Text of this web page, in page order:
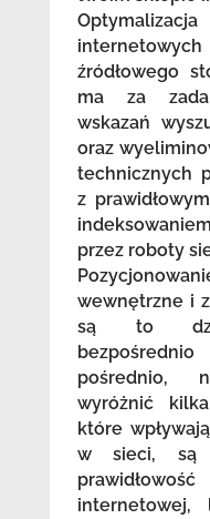
źródłowego
ma za
wskazań
oraz
technicznych
z
przez roboty
wewnętrzne i
są to
pośrednio,
wyróżnić
które
w sieci, są
internetowej,